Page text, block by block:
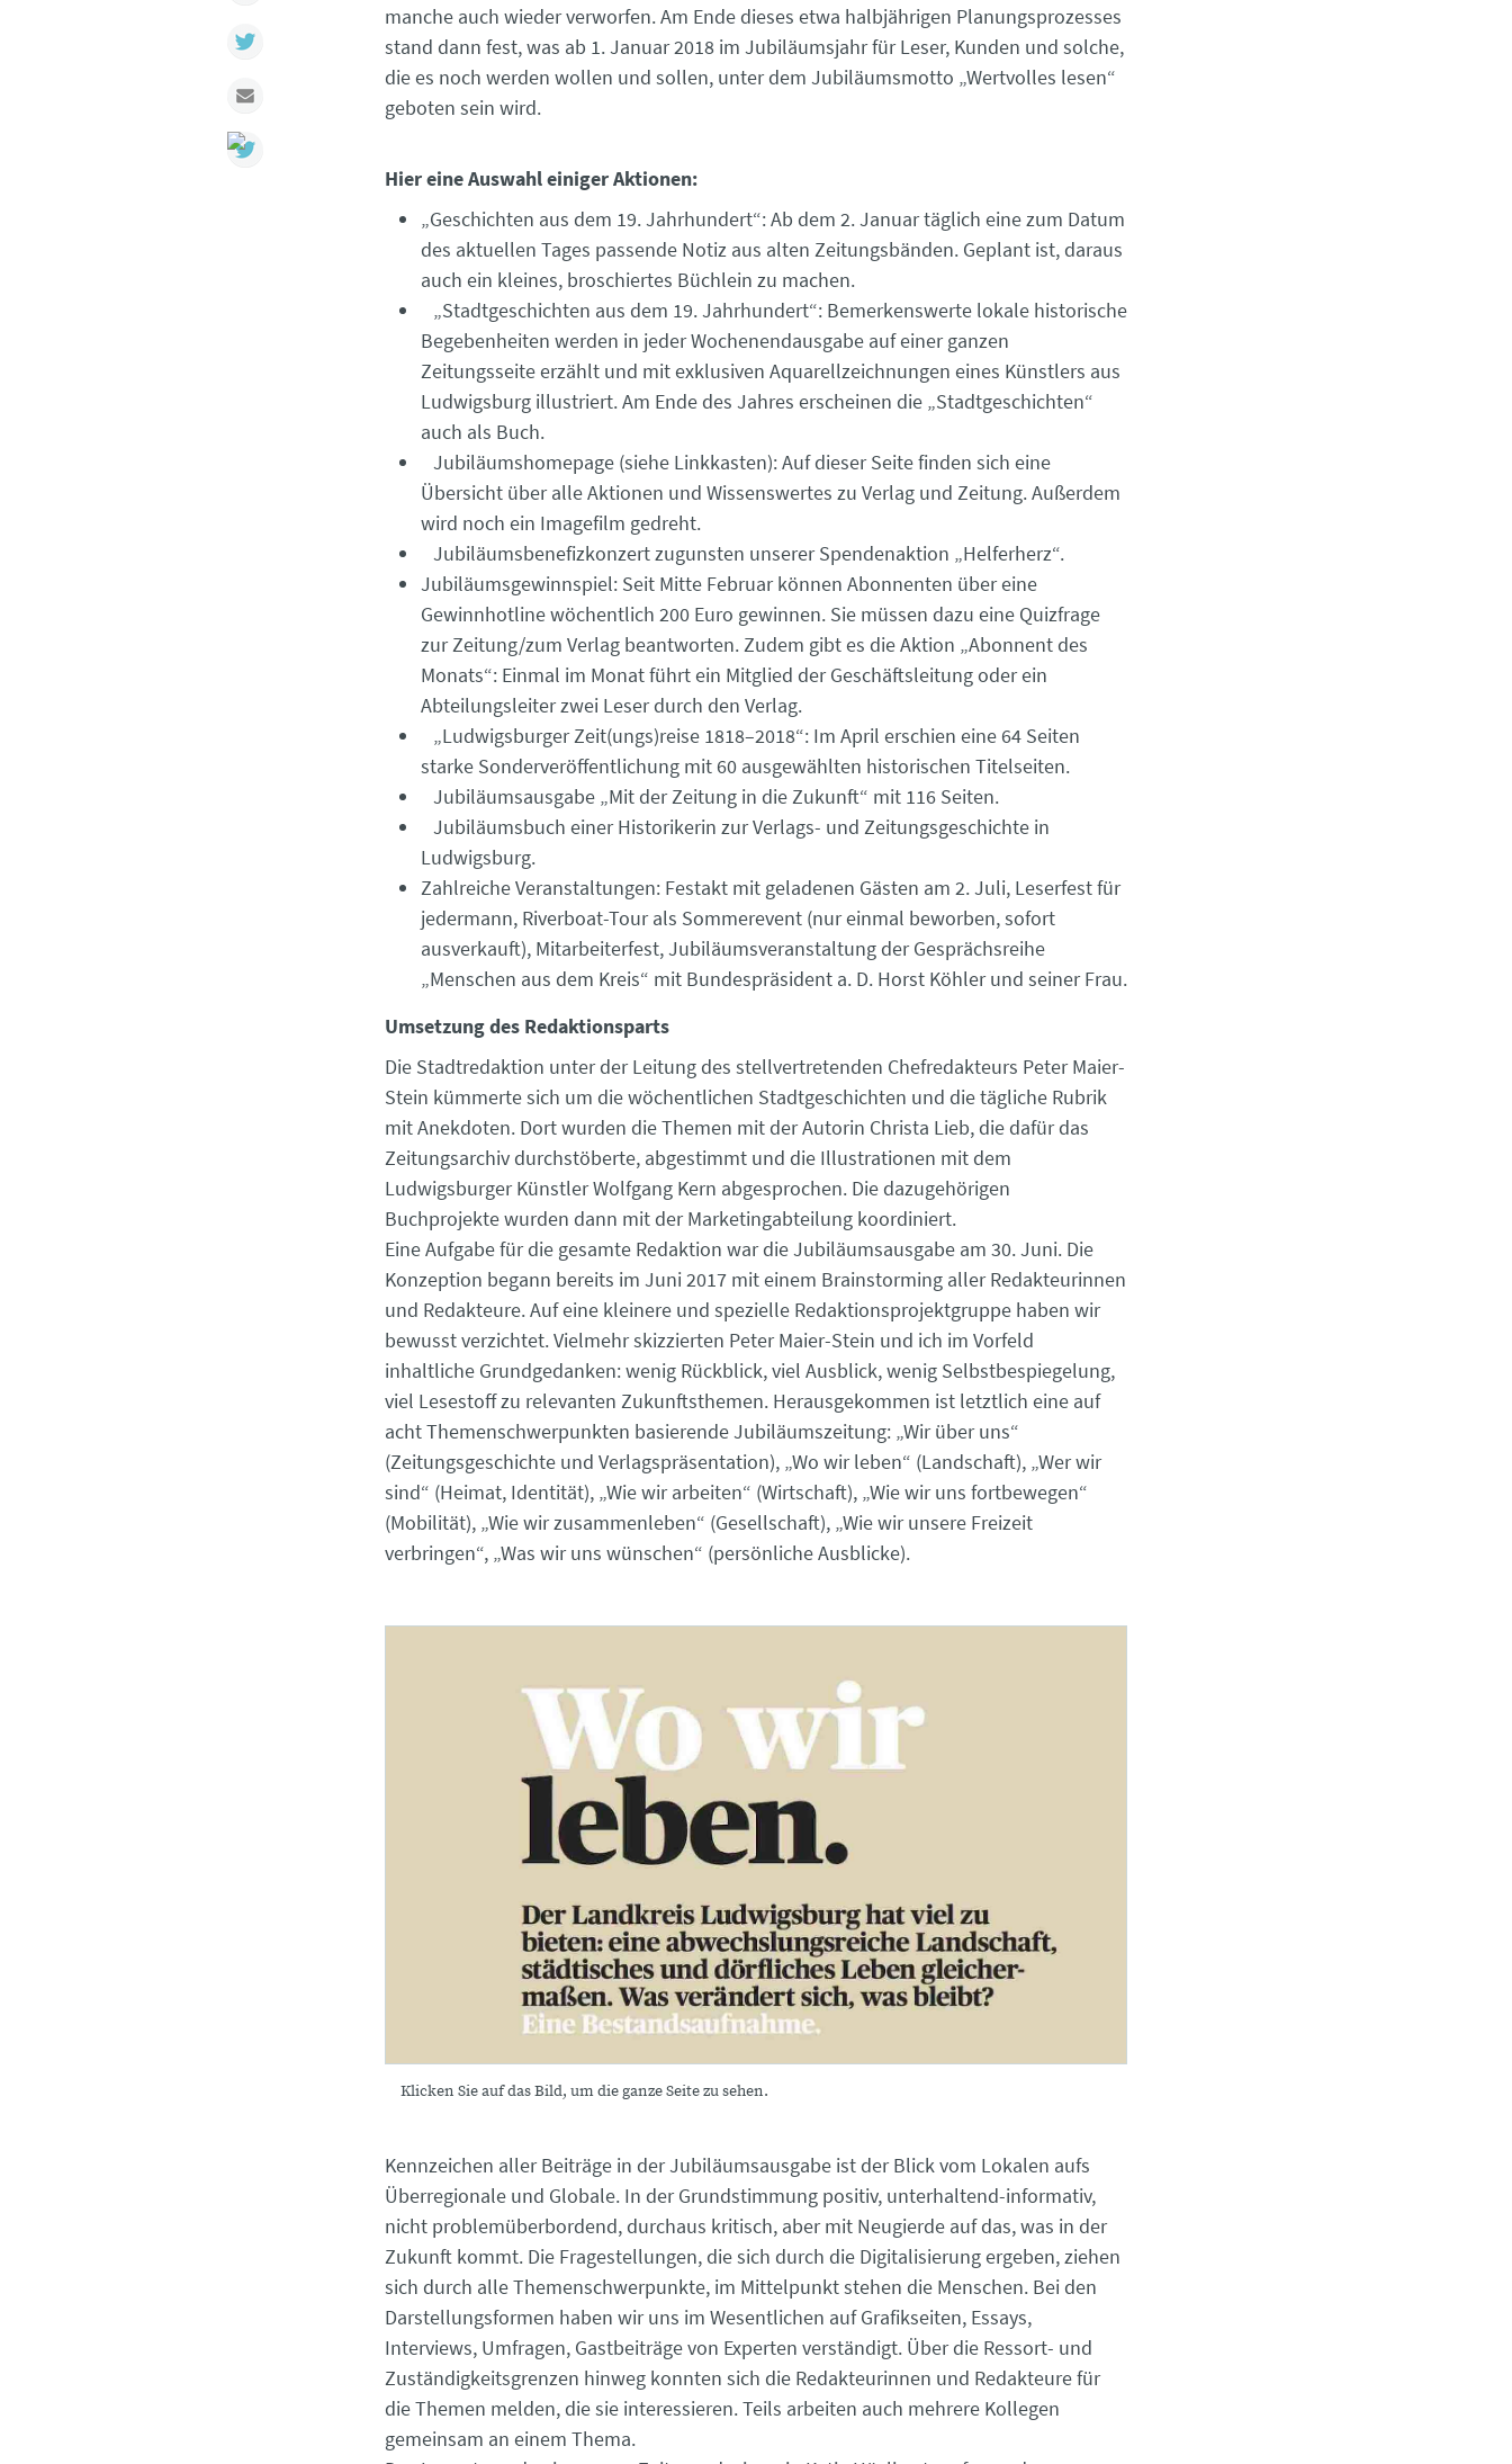
manche auch wieder verworfen. Am Ende dieses etwa halbjährigen Planungsprozesses
stand dann fest, was ab 1. Januar 2018 im Jubiläumsjahr für Leser, Kunden und solche,
die es noch werden wollen und sollen, unter dem Jubiläumsmotto „Wertvolles lesen“
geboten sein wird.
Hier eine Auswahl einiger Aktionen:
„Geschichten aus dem 19. Jahrhundert“: Ab dem 2. Januar täglich eine zum Datum
des aktuellen Tages passende Notiz aus alten Zeitungsbänden. Geplant ist, daraus
auch ein kleines, broschiertes Büchlein zu machen.
„Stadtgeschichten aus dem 19. Jahrhundert“: Bemerkenswerte lokale historische
Begebenheiten werden in jeder Wochenendausgabe auf einer ganzen
Zeitungsseite erzählt und mit exklusiven Aquarellzeichnungen eines Künstlers aus
Ludwigsburg illustriert. Am Ende des Jahres erscheinen die „Stadtgeschichten“
auch als Buch.
Jubiläumshomepage (siehe Linkkasten): Auf dieser Seite finden sich eine
Übersicht über alle Aktionen und Wissenswertes zu Verlag und Zeitung. Außerdem
wird noch ein Imagefilm gedreht.
Jubiläumsbenefizkonzert zugunsten unserer Spendenaktion „Helferherz“.
Jubiläumsgewinnspiel: Seit Mitte Februar können Abonnenten über eine
Gewinnhotline wöchentlich 200 Euro gewinnen. Sie müssen dazu eine Quizfrage
zur Zeitung/zum Verlag beantworten. Zudem gibt es die Aktion „Abonnent des
Monats“: Einmal im Monat führt ein Mitglied der Geschäftsleitung oder ein
Abteilungsleiter zwei Leser durch den Verlag.
„Ludwigsburger Zeit(ungs)reise 1818–2018“: Im April erschien eine 64 Seiten
starke Sonderveröffentlichung mit 60 ausgewählten historischen Titelseiten.
Jubiläumsausgabe „Mit der Zeitung in die Zukunft“ mit 116 Seiten.
Jubiläumsbuch einer Historikerin zur Verlags- und Zeitungsgeschichte in
Ludwigsburg.
Zahlreiche Veranstaltungen: Festakt mit geladenen Gästen am 2. Juli, Leserfest für
jedermann, Riverboat-Tour als Sommer­event (nur einmal beworben, sofort
ausverkauft), Mitarbeiterfest, Jubiläumsveranstaltung der Gesprächsreihe
„Menschen aus dem Kreis“ mit Bundespräsident a. D. Horst Köhler und seiner Frau.
Umsetzung des Redaktionsparts
Die Stadtredaktion unter der Leitung des stellvertretenden Chefredakteurs Peter Maier-
Stein kümmerte sich um die wöchentlichen Stadtgeschichten und die tägliche Rubrik
mit Anekdoten. Dort wurden die Themen mit der Autorin Christa Lieb, die dafür das
Zeitungsarchiv durchstöberte, abgestimmt und die Illustrationen mit dem
Ludwigsburger Künstler Wolfgang Kern abgesprochen. Die dazugehörigen
Buchprojekte wurden dann mit der Marketingabteilung koordiniert.
Eine Aufgabe für die gesamte Redaktion war die Jubiläumsausgabe am 30. Juni. Die
Konzeption begann bereits im Juni 2017 mit einem Brainstorming aller Redakteurinnen
und Redakteure. Auf eine kleinere und spezielle Redaktionsprojektgruppe haben wir
bewusst verzichtet. Vielmehr skizzierten Peter Maier-Stein und ich im Vorfeld
inhaltliche Grundgedanken: wenig Rückblick, viel Ausblick, wenig Selbstbespiegelung,
viel Lesestoff zu relevanten Zukunftsthemen. Herausgekommen ist letztlich eine auf
acht Themenschwerpunkten basierende Jubiläumszeitung: „Wir über uns“
(Zeitungsgeschichte und Verlagspräsentation), „Wo wir leben“ (Landschaft), „Wer wir
sind“ (Heimat, Identität), „Wie wir arbeiten“ (Wirtschaft), „Wie wir uns fortbewegen“
(Mobilität), „Wie wir zusammenleben“ (Gesellschaft), „Wie wir unsere Freizeit
verbringen“, „Was wir uns wünschen“ (persönliche Ausblicke).
Klicken Sie auf das Bild, um die ganze Seite zu sehen.
Kennzeichen aller Beiträge in der Jubiläumsausgabe ist der Blick vom Lokalen aufs
Überregionale und Globale. In der Grundstimmung positiv, unterhaltend-informativ,
nicht pro­blemüberbordend, durchaus kritisch, aber mit Neugierde auf das, was in der
Zukunft kommt. Die Fragestellungen, die sich durch die Digitalisierung ergeben, ziehen
sich durch alle Themenschwerpunkte, im Mittelpunkt stehen die Menschen. Bei den
Darstellungsformen haben wir uns im Wesentlichen auf Grafikseiten, Essays,
Interviews, Umfragen, Gastbeiträge von Experten verständigt. Über die Ressort- und
Zuständigkeitsgrenzen hinweg konnten sich die Redakteurinnen und Redakteure für
die Themen melden, die sie interessieren. Teils arbeiten auch mehrere Kollegen
gemeinsam an einem Thema.